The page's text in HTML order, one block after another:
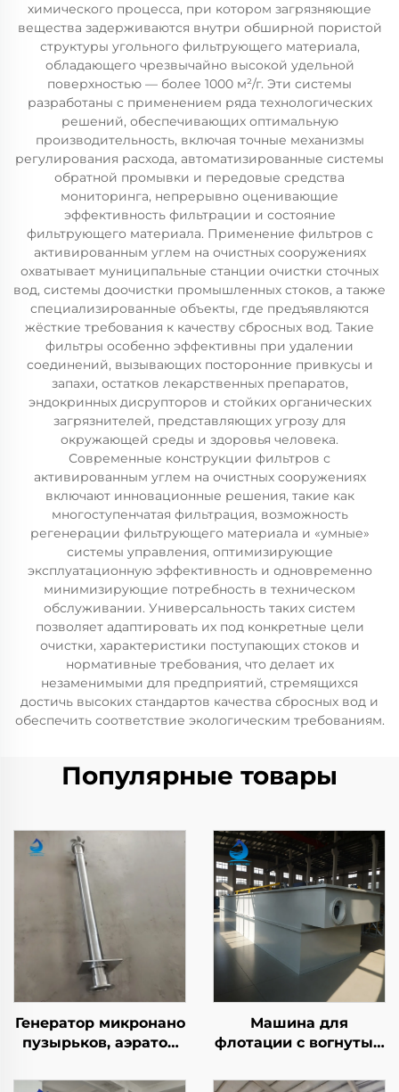
химического процесса, при котором загрязняющие
вещества задерживаются внутри обширной пористой
структуры угольного фильтрующего материала,
обладающего чрезвычайно высокой удельной
поверхностью — более 1000 м²/г. Эти системы
разработаны с применением ряда технологических
решений, обеспечивающих оптимальную
производительность, включая точные механизмы
регулирования расхода, автоматизированные системы
обратной промывки и передовые средства
мониторинга, непрерывно оценивающие
эффективность фильтрации и состояние
фильтрующего материала. Применение фильтров с
активированным углем на очистных сооружениях
охватывает муниципальные станции очистки сточных
вод, системы доочистки промышленных стоков, а также
специализированные объекты, где предъявляются
жёсткие требования к качеству сбросных вод. Такие
фильтры особенно эффективны при удалении
соединений, вызывающих посторонние привкусы и
запахи, остатков лекарственных препаратов,
эндокринных дисрупторов и стойких органических
загрязнителей, представляющих угрозу для
окружающей среды и здоровья человека.
Современные конструкции фильтров с
активированным углем на очистных сооружениях
включают инновационные решения, такие как
многоступенчатая фильтрация, возможность
регенерации фильтрующего материала и «умные»
системы управления, оптимизирующие
эксплуатационную эффективность и одновременно
минимизирующие потребность в техническом
обслуживании. Универсальность таких систем
позволяет адаптировать их под конкретные цели
очистки, характеристики поступающих стоков и
нормативные требования, что делает их
незаменимыми для предприятий, стремящихся
достичь высоких стандартов качества сбросных вод и
обеспечить соответствие экологическим требованиям.
Популярные товары
Генератор микронано
пузырьков, аэратор
растворенного
Машина для
флотации с вогнутым